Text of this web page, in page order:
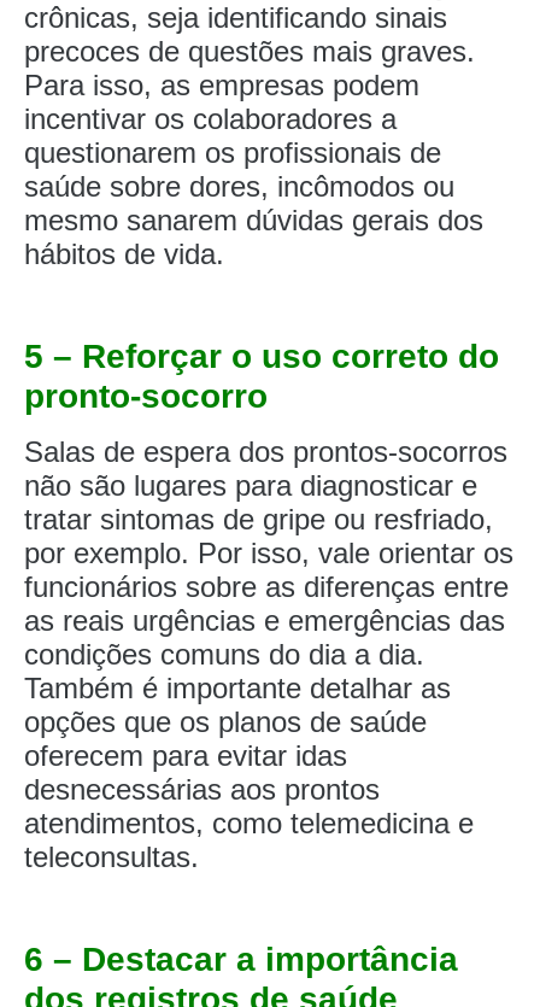
crônicas, seja identificando sinais
precoces de questões mais graves.
Para isso, as empresas podem
incentivar os colaboradores a
questionarem os profissionais de
saúde sobre dores, incômodos ou
mesmo sanarem dúvidas gerais dos
hábitos de vida.
5 – Reforçar o uso correto do
pronto-socorro
Salas de espera dos prontos-socorros
não são lugares para diagnosticar e
tratar sintomas de gripe ou resfriado,
por exemplo. Por isso, vale orientar os
funcionários sobre as diferenças entre
as reais urgências e emergências das
condições comuns do dia a dia.
Também é importante detalhar as
opções que os planos de saúde
oferecem para evitar idas
desnecessárias aos prontos
atendimentos, como telemedicina e
teleconsultas.
6 – Destacar a importância